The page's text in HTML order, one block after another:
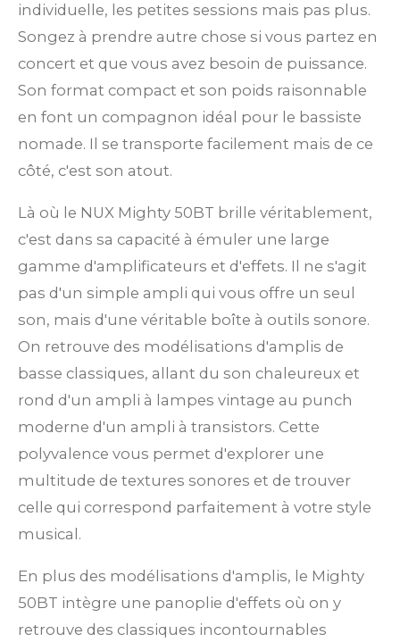
individuelle, les petites sessions mais pas plus.
Songez à prendre autre chose si vous partez en
concert et que vous avez besoin de puissance.
Son format compact et son poids raisonnable
en font un compagnon idéal pour le bassiste
nomade. Il se transporte facilement mais de ce
côté, c'est son atout.
Là où le NUX Mighty 50BT brille véritablement,
c'est dans sa capacité à émuler une large
gamme d'amplificateurs et d'effets. Il ne s'agit
pas d'un simple ampli qui vous offre un seul
son, mais d'une véritable boîte à outils sonore.
On retrouve des modélisations d'amplis de
basse classiques, allant du son chaleureux et
rond d'un ampli à lampes vintage au punch
moderne d'un ampli à transistors. Cette
polyvalence vous permet d'explorer une
multitude de textures sonores et de trouver
celle qui correspond parfaitement à votre style
musical.
En plus des modélisations d'amplis, le Mighty
50BT intègre une panoplie d'effets où on y
retrouve des classiques incontournables